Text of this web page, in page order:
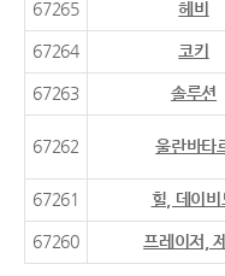
67265 헤비
67264 코키
67263 솔루션
67262 울란바타
67261 힐, 데이비
67260 프레이저,